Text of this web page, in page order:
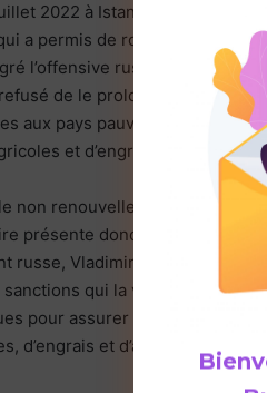
2022 à Istanbul et reconduit
a permis de rouvrir les
l’offensive russe, a expiré la
de le prolonger, se
aux pays pauvres et
et d’engrais.
non renouvellement de
présente donc un risque
russe, Vladimir Poutine a
qui la vise, « la Russie
pour assurer la distribution de
d’engrais et d’autres biens vers